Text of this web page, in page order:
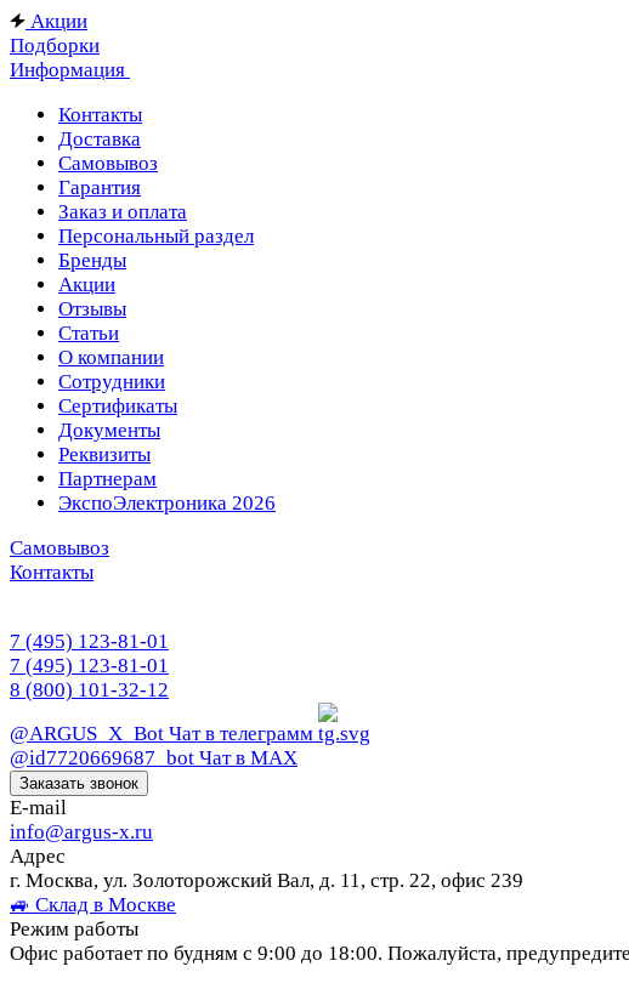
Акции
Подборки
Информация
Контакты
Доставка
Самовывоз
Гарантия
Заказ и оплата
Персональный раздел
Бренды
Акции
Отзывы
Статьи
О компании
Сотрудники
Сертификаты
Документы
Реквизиты
Партнерам
ЭкспоЭлектроника 2026
Самовывоз
Контакты
7 (495) 123-81-01
7 (495) 123-81-01
8 (800) 101-32-12
@ARGUS_X_Bot Чат в телеграмм
@id7720669687_bot Чат в МАХ
Заказать звонок
E-mail
info@argus-x.ru
Адрес
г. Москва, ул. Золоторожский Вал, д. 11, стр. 22, офис 239
🚙 Склад в Москве
Режим работы
Офис работает по будням с 9:00 до 18:00. Пожалуйста, предупредите